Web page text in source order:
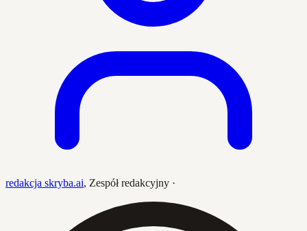
redakcja skryba.ai, Zespół redakcyjny ·